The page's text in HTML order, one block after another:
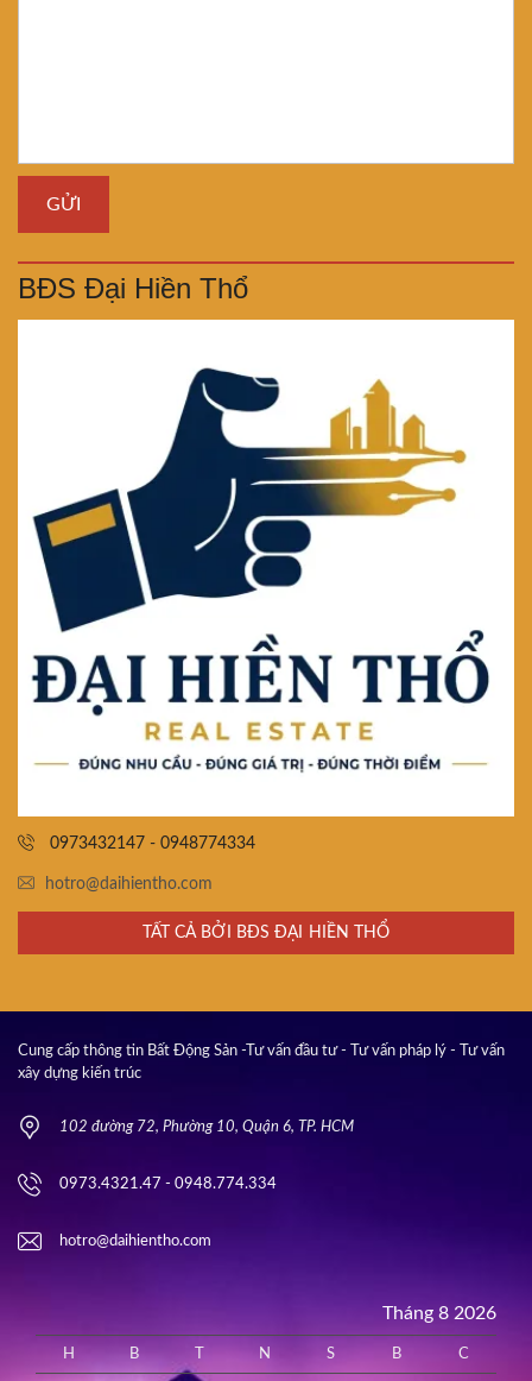
BĐS Đại Hiền Thổ
0973432147 - 0948774334
hotro@daihientho.com
TẤT CẢ BỞI BĐS ĐẠI HIỀN THỔ
Cung cấp thông tin Bất Động Sản -Tư vấn đầu tư - Tư vấn pháp lý - Tư vấn
xây dựng kiến trúc
102 đường 72, Phường 10, Quận 6, TP. HCM
0973.4321.47 - 0948.774.334
hotro@daihientho.com
Tháng 8 2026
H B N S B C